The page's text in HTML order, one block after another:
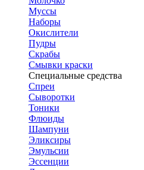
Муссы
Наборы
Окислители
Пудры
Скрабы
Смывки краски
Специальные средства
Спреи
Сыворотки
Тоники
Флюиды
Шампуни
Эликсиры
Эмульсии
Эссенции